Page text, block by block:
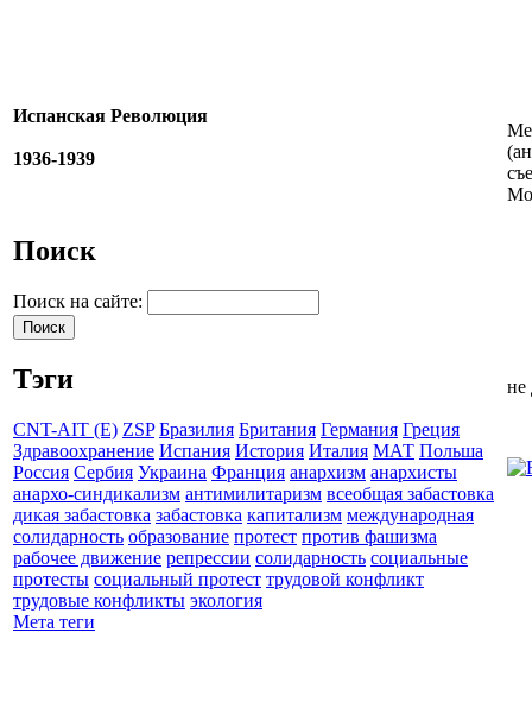
Испанская Революция
1936-1939
Поиск
Поиск на сайте:
Тэги
CNT-AIT (E) ZSP Бразилия Британия Германия Греция
Здравоохранение Испания История Италия МАТ Польша
Россия Сербия Украина Франция анархизм анархисты
анархо-синдикализм антимилитаризм всеобщая забастовка
дикая забастовка забастовка капитализм международная
солидарность образование протест против фашизма
рабочее движение репрессии солидарность социальные
протесты социальный протест трудовой конфликт
трудовые конфликты экология
Мета теги
не